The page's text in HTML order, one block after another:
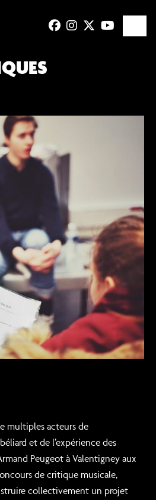
multiples acteurs de
et de l’expérience des
Peugeot à Valentigney aux
de critique musicale,
collectivement un projet